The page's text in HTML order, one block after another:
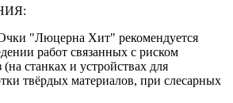
"Люцерна Хит" рекомендуется
работ связанных с риском
станках и устройствах для
твёрдых материалов, при слесарных